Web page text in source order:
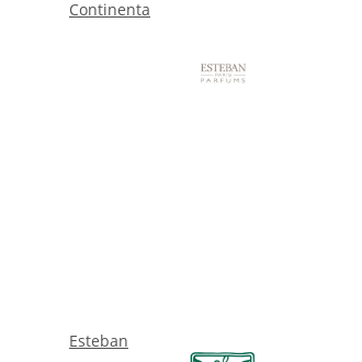
Continenta
Esteban